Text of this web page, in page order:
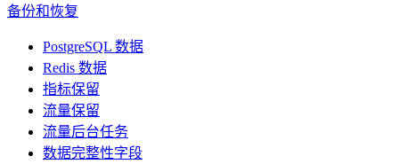
备份和恢复
PostgreSQL 数据
Redis 数据
指标保留
流量保留
流量后台任务
数据完整性字段